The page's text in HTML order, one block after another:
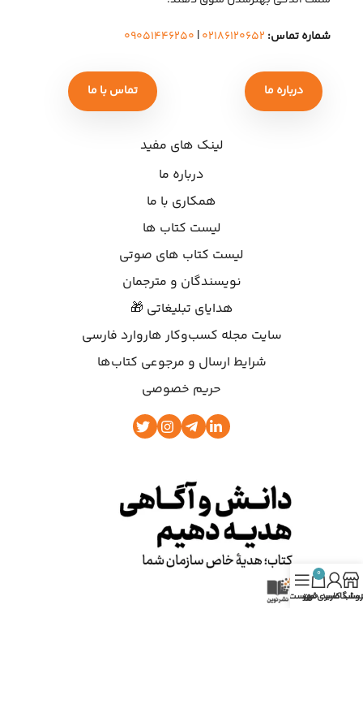
شماره تماس: ۰۲۱۸۶۱۲۰۶۵۲| ۰۹۰۵۱۴۴۶۲۵۰
درباره ما تماس با ما
لینک های مفید
درباره ما
همکاری با ما
لیست کتاب ها
لیست کتاب های صوتی
نویسندگان و مترجمان
هدایای تبلیغاتی 🎁
سایت مجله کسب‌وکار هاروارد فارسی
شرایط ارسال و مرجوعی کتاب‌ها
حریم خصوصی
کاربری من
0
سبد خریدفهرست